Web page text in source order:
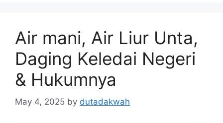
Air mani, Air Liur Unta,
Daging Keledai Negeri
& Hukumnya
May 4, 2025 by dutadakwah